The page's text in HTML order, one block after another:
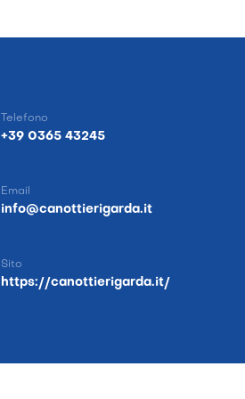
Telefono
+39 0365 43245
Email
info@canottierigarda.it
Sito
https://canottierigarda.it/